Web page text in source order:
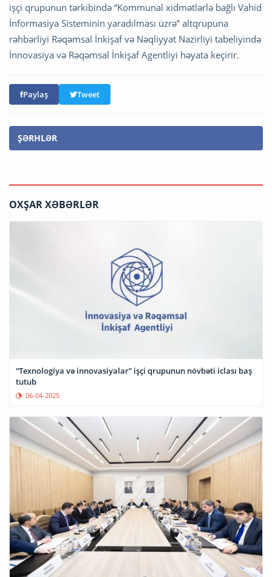
işçi qrupunun tərkibində “Kommunal xidmətlərlə bağlı Vahid
İnformasiya Sisteminin yaradılması üzrə” altqrupuna
rəhbərliyi Rəqəmsal İnkişaf və Nəqliyyat Nazirliyi tabeliyində
İnnovasiya və Rəqəmsal İnkişaf Agentliyi həyata keçirir.
Paylaş Tweet
ŞƏRHLƏR
OXŞAR XƏBƏRLƏR
“Texnologiya və innovasiyalar” işçi qrupunun növbəti iclası baş
tutub
06-04-2025